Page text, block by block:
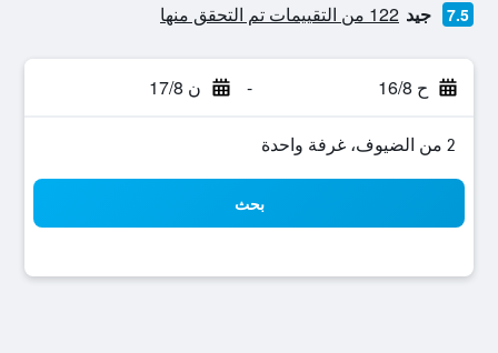
7.5 جيد 122 من التقييمات تم التحقق منها
ح 16/8 - ن 17/8
2 من الضيوف، غرفة واحدة
بحث